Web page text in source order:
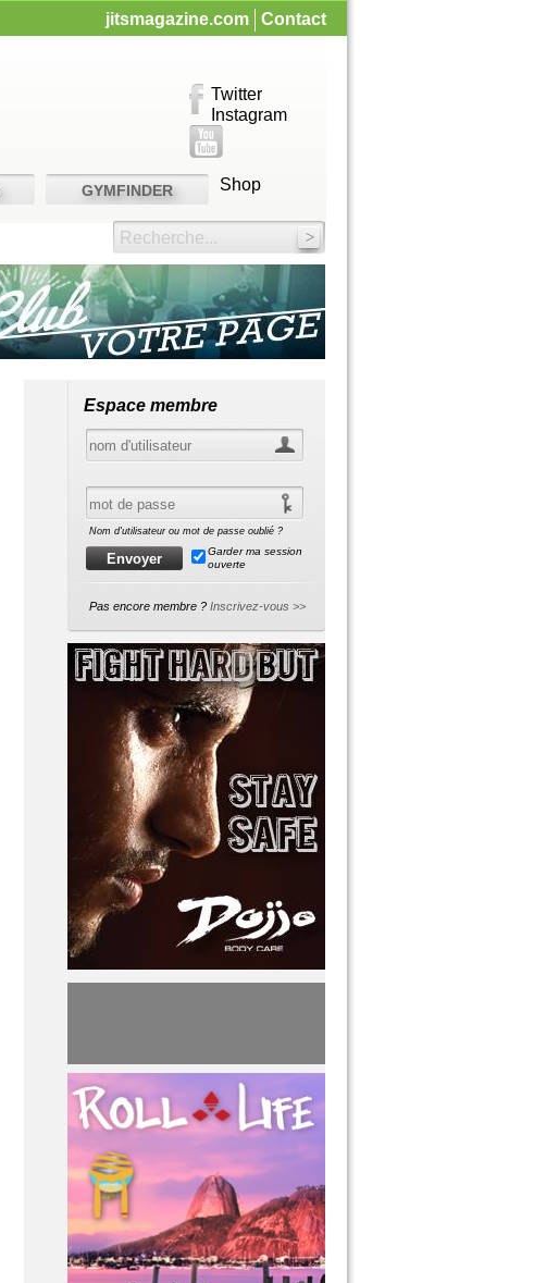
jitsmagazine.com Contact
Twitter
Instagram
GYMFINDER Shop
Recherche...
Espace membre
Nom d'utilisateur ou mot de passe oublié ?
Garder ma session
ouverte
Pas encore membre ? Inscrivez-vous >>